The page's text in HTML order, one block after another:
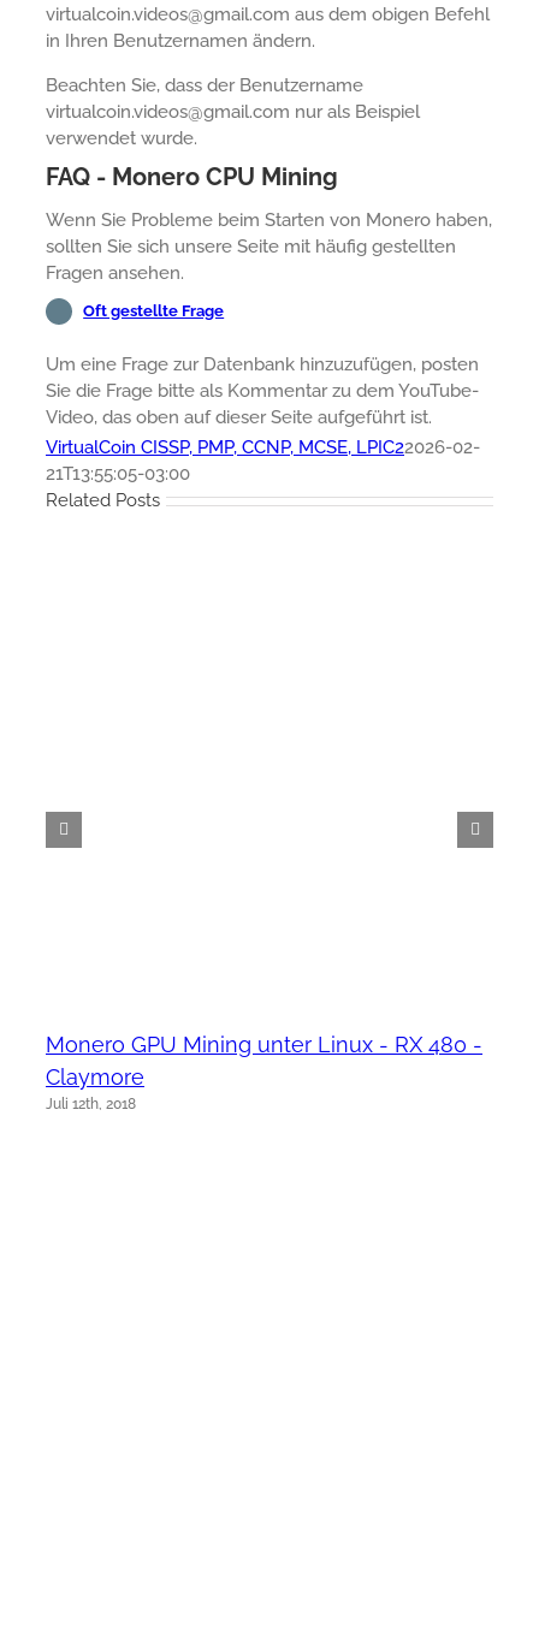
virtualcoin.videos@gmail.com aus dem obigen Befehl
in Ihren Benutzernamen ändern.
Beachten Sie, dass der Benutzername
virtualcoin.videos@gmail.com nur als Beispiel
verwendet wurde.
FAQ - Monero CPU Mining
Wenn Sie Probleme beim Starten von Monero haben,
sollten Sie sich unsere Seite mit häufig gestellten
Fragen ansehen.
Oft gestellte Frage
Um eine Frage zur Datenbank hinzuzufügen, posten
Sie die Frage bitte als Kommentar zu dem YouTube-
Video, das oben auf dieser Seite aufgeführt ist.
VirtualCoin CISSP, PMP, CCNP, MCSE, LPIC22026-02-
21T13:55:05-03:00
Related Posts
Monero GPU Mining unter Linux - RX 480 -
Claymore
Juli 12th, 2018